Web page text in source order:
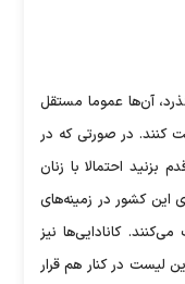
آن‌ها عموما مستقل
کنند. در صورتی که در
احتمالا با زنان
این کشور در زمینه‌های
کانادایی‌ها نیز
لیست در کنار هم قرار